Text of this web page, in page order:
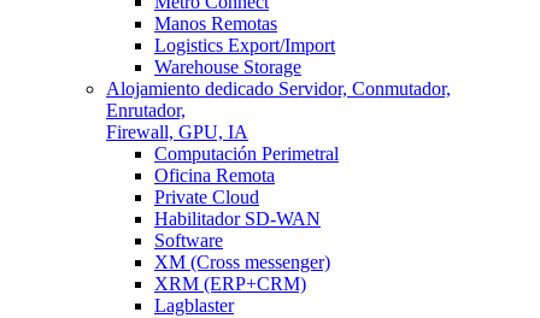
Manos Remotas
Logistics Export/Import
Warehouse Storage
Alojamiento dedicado Servidor, Conmutador,
Enrutador,
Firewall, GPU, IA
Computación Perimetral
Oficina Remota
Private Cloud
Habilitador SD-WAN
Software
XM (Cross messenger)
XRM (ERP+CRM)
Lagblaster